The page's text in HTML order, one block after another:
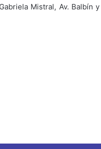
Mistral, Av. Balbín